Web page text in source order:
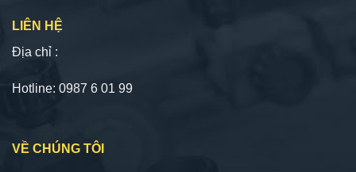
LIÊN HỆ
Địa chỉ :
Hotline: 0987 6 01 99
VỀ CHÚNG TÔI